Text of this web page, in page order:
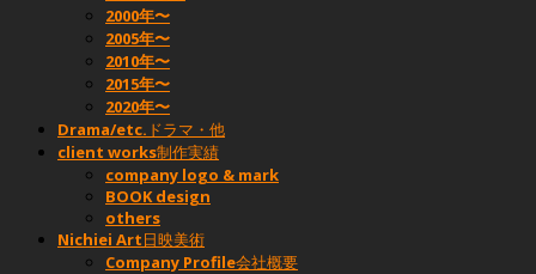
2000年〜
2005年〜
2010年〜
2015年〜
2020年〜
Drama/etc. ドラマ・他
client works制作実績
company logo & mark
BOOK design
others
Nichiei Art日映美術
Company Profile会社概要